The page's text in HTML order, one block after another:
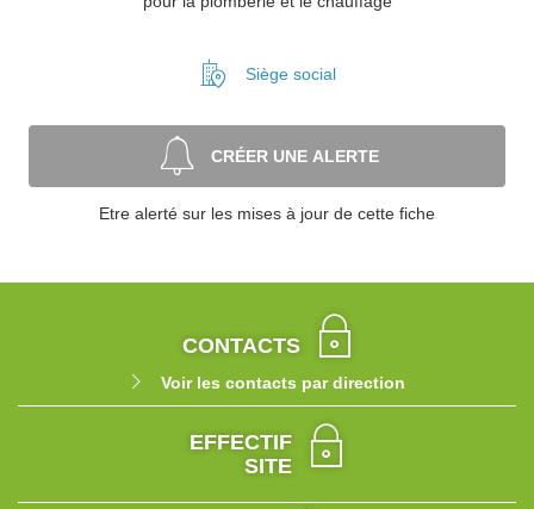
Siège social
CRÉER UNE ALERTE
Etre alerté sur les mises à jour de cette fiche
CONTACTS
Voir les contacts par direction
EFFECTIF
SITE